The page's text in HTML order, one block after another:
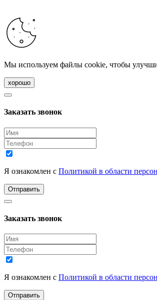
Мы используем файлы cookie, чтобы
хорошо
Заказать звонок
Я ознакомлен с Политикой в области
Отправить
Заказать звонок
Я ознакомлен с Политикой в области
Отправить